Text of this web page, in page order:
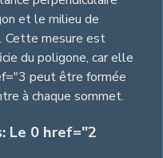
et le milieu de
Cette mesure est
du poligone, car elle
peut être formée
à chaque sommet.
Le 0 href="2